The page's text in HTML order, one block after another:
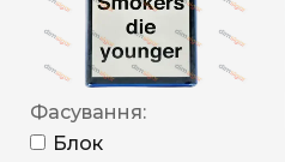
Фасування:
Блок